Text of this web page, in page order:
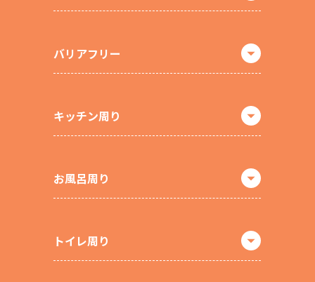
バリアフリー
キッチン周り
お風呂周り
トイレ周り